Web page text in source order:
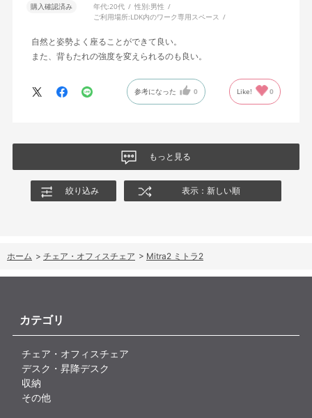
購入確認済み 年代:20代 性別:男性
ご利用場所:LDK内のワーク専用スペース
自然と姿勢よく座ることができて良い。
また、背もたれの強度を変えられるのも良い。
参考になった 0 Like! 0
もっと見る
絞り込み 表示：新しい順
ホーム > チェア・オフィスチェア > Mitra2 ミトラ2
カテゴリ
チェア・オフィスチェア
デスク・昇降デスク
収納
その他